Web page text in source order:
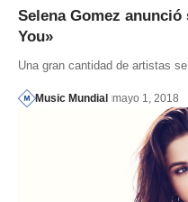
Selena Gomez
You»
Una gran cantidad de artistas
Music Mundial mayo 1, 2018